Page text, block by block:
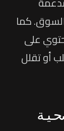
السوق. كما
على
أو تقلل